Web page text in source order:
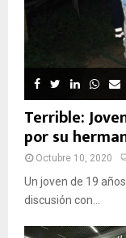
Terrible:
por su
Octubre 10, 2020
Un joven de 19
discusión con...